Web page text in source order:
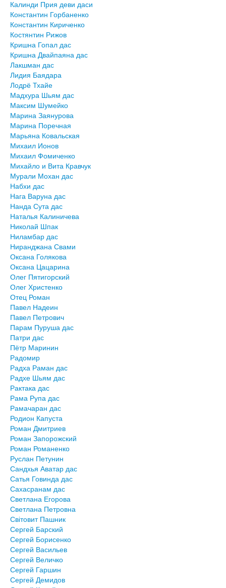
Калинди Прия деви даси
Константин Горбаненко
Константин Кириченко
Костянтин Рижов
Кришна Гопал дас
Кришна Двайпаяна дас
Лакшман дас
Лидия Баядара
Лодрё Тхайе
Мадхура Шьям дас
Максим Шумейко
Марина Заянурова
Марина Поречная
Марьяна Ковальская
Михаил Ионов
Михаил Фомиченко
Михайло и Вита Кравчук
Мурали Мохан дас
Набхи дас
Нага Варуна дас
Нанда Сута дас
Наталья Калиничева
Николай Шпак
Ниламбар дас
Ниранджана Свами
Оксана Голякова
Оксана Цацарина
Олег Пятигорский
Олег Христенко
Отец Роман
Павел Надеин
Павел Петрович
Парам Пуруша дас
Патри дас
Пётр Маринин
Радомир
Радха Раман дас
Радхе Шьям дас
Рактака дас
Рама Рупа дас
Рамачаран дас
Родион Капуста
Роман Дмитриев
Роман Запорожский
Роман Романенко
Руслан Петунин
Сандхья Аватар дас
Сатья Говинда дас
Сахасранам дас
Светлана Егорова
Светлана Петровна
Світовит Пашник
Сергей Барский
Сергей Борисенко
Сергей Васильев
Сергей Величко
Сергей Гаршин
Сергей Демидов